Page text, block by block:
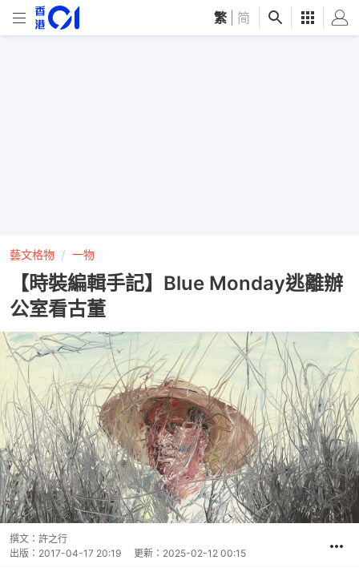
繁 简
藝文格物 一物
【時裝編輯手記】Blue Monday逃離辦
公室看古董
撰文： 許之行
出版： 2017-04-17 20:19 更新： 2025-02-12 00:15